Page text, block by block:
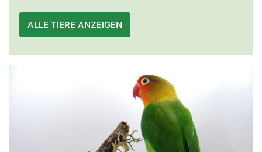
ALLE TIERE ANZEIGEN